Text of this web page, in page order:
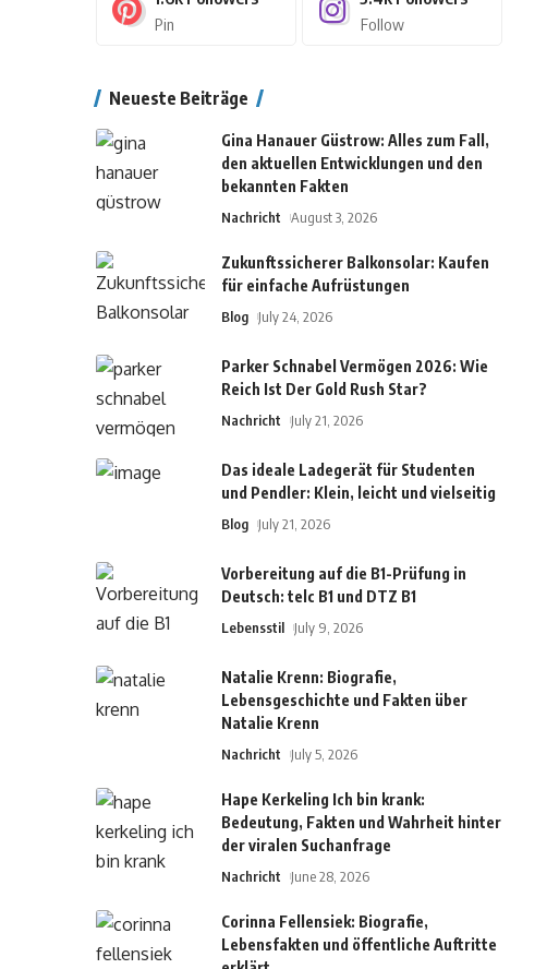
Pin Follow
Neueste Beiträge
Gina Hanauer Güstrow: Alles zum Fall,
den aktuellen Entwicklungen und den
bekannten Fakten
Nachricht August 3, 2026
Zukunftssicherer Balkonsolar: Kaufen
für einfache Aufrüstungen
Blog July 24, 2026
Parker Schnabel Vermögen 2026: Wie
Reich Ist Der Gold Rush Star?
Nachricht July 21, 2026
Das ideale Ladegerät für Studenten
und Pendler: Klein, leicht und vielseitig
Blog July 21, 2026
Vorbereitung auf die B1-Prüfung in
Deutsch: telc B1 und DTZ B1
Lebensstil July 9, 2026
Natalie Krenn: Biografie,
Lebensgeschichte und Fakten über
Natalie Krenn
Nachricht July 5, 2026
Hape Kerkeling Ich bin krank:
Bedeutung, Fakten und Wahrheit hinter
der viralen Suchanfrage
Nachricht June 28, 2026
Corinna Fellensiek: Biografie,
Lebensfakten und öffentliche Auftritte